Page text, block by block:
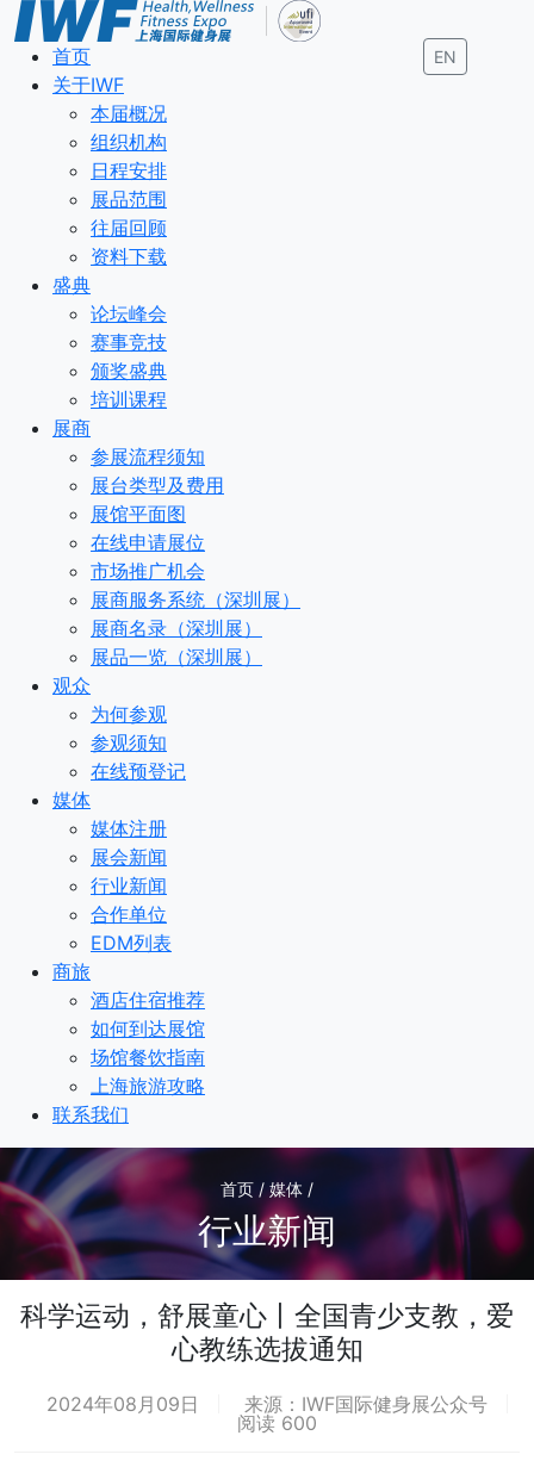
EN
首页
关于IWF
本届概况
组织机构
日程安排
展品范围
往届回顾
资料下载
盛典
论坛峰会
赛事竞技
颁奖盛典
培训课程
展商
参展流程须知
展台类型及费用
展馆平面图
在线申请展位
市场推广机会
展商服务系统（深圳展）
展商名录（深圳展）
展品一览（深圳展）
观众
为何参观
参观须知
在线预登记
媒体
媒体注册
展会新闻
行业新闻
合作单位
EDM列表
商旅
酒店住宿推荐
如何到达展馆
场馆餐饮指南
上海旅游攻略
联系我们
首页 / 媒体 /
行业新闻
科学运动，舒展童心丨全国青少支教，爱
心教练选拔通知
2024年08月09日
来源：IWF国际健身展公众号
阅读 600